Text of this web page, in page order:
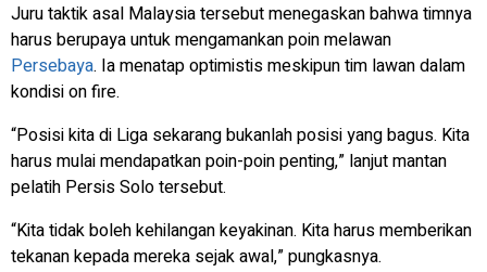
Juru taktik asal Malaysia tersebut menegaskan bahwa timnya
harus berupaya untuk mengamankan poin melawan
Persebaya. Ia menatap optimistis meskipun tim lawan dalam
kondisi on fire.
“Posisi kita di Liga sekarang bukanlah posisi yang bagus. Kita
harus mulai mendapatkan poin-poin penting,” lanjut mantan
pelatih Persis Solo tersebut.
“Kita tidak boleh kehilangan keyakinan. Kita harus memberikan
tekanan kepada mereka sejak awal,” pungkasnya.